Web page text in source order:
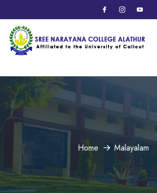
Home Malayalam